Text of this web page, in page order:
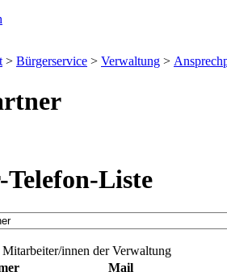
> Bürgerservice > Verwaltung >
Liste
innen der Verwaltung
Mail